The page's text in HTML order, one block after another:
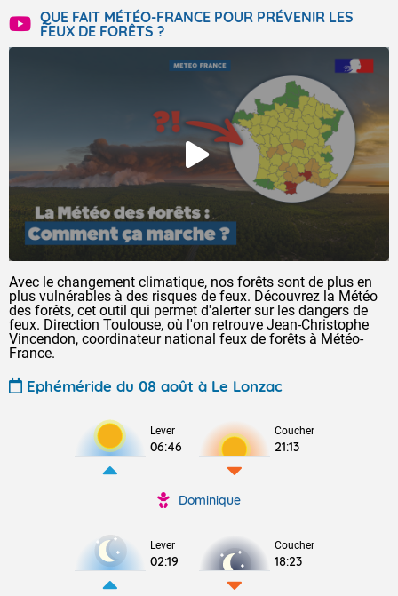
QUE FAIT MÉTÉO-FRANCE POUR PRÉVENIR LES
FEUX DE FORÊTS ?
Avec le changement climatique, nos forêts sont de plus en
plus vulnérables à des risques de feux. Découvrez la Météo
des forêts, cet outil qui permet d'alerter sur les dangers de
feux. Direction Toulouse, où l'on retrouve Jean-Christophe
Vincendon, coordinateur national feux de forêts à Météo-
France.
Ephéméride du 08 août à Le Lonzac
Lever
06:46
Coucher
21:13
Dominique
Lever
02:19
Coucher
18:23